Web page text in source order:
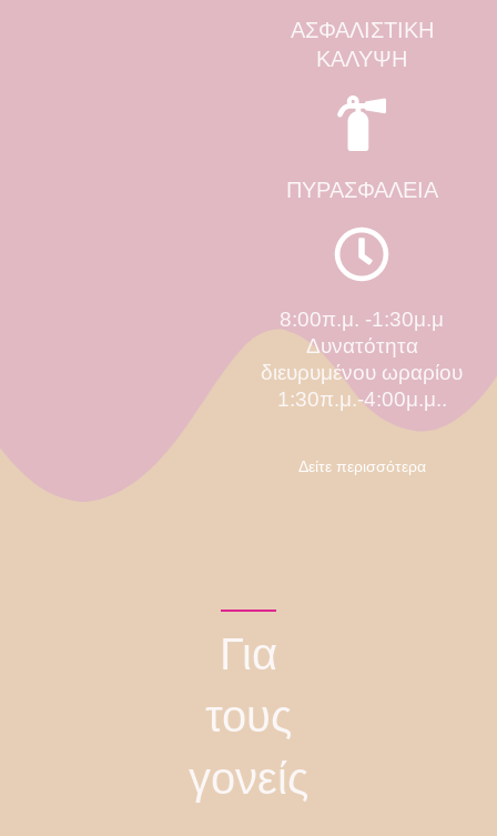
ΑΣΦΑΛΙΣΤΙΚΗ
ΚΑΛΥΨΗ
ΠΥΡΑΣΦΑΛΕΙΑ
8:00π.μ. -1:30μ.μ
Δυνατότητα
διευρυμένου ωραρίου
1:30π.μ.-4:00μ.μ..
Δείτε περισσότερα
Για
τους
γονείς